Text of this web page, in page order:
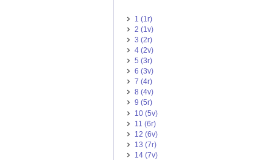
1 (1r)
2 (1v)
3 (2r)
4 (2v)
5 (3r)
6 (3v)
7 (4r)
8 (4v)
9 (5r)
10 (5v)
11 (6r)
12 (6v)
13 (7r)
14 (7v)